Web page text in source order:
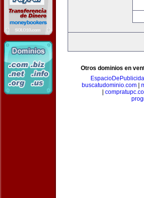
Otros dominios en
buscatudominio.com